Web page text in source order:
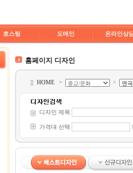
호스팅 도메인 온라인상
홈페이지 디자인
HOME > >
디자인 제목
가격대 선택